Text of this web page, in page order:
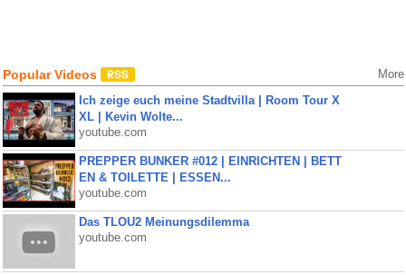
Popular Videos More
Ich zeige euch meine Stadtvilla | Room Tour X
XL | Kevin Wolte...
youtube.com
PREPPER BUNKER #012 | EINRICHTEN | BETT
EN & TOILETTE | ESSEN...
youtube.com
Das TLOU2 Meinungsdilemma
youtube.com